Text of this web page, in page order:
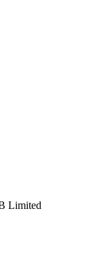
Limited